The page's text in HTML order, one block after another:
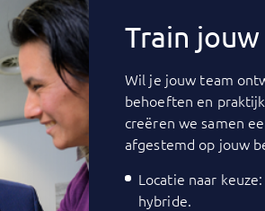
Train
Wil je jouw team
behoeften en
creëren we samen
afgestemd op jouw
Locatie naar
hybride.